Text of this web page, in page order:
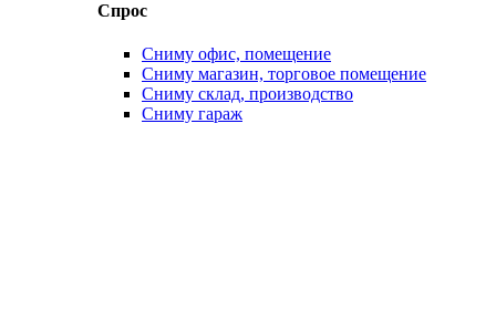
Спрос
Сниму офис, помещение
Сниму магазин, торговое помещение
Сниму склад, производство
Сниму гараж